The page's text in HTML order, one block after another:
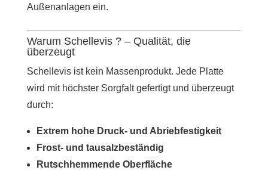
Außenanlagen ein.
Warum Schellevis ? – Qualität, die
überzeugt
Schellevis ist kein Massenprodukt. Jede Platte
wird mit höchster Sorgfalt gefertigt und überzeugt
durch:
Extrem hohe Druck- und Abriebfestigkeit
Frost- und tausalzbeständig
Rutschhemmende Oberfläche